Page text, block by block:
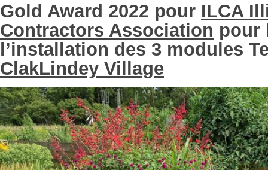
Gold Award 2022 pour ILCA
Contractors Association pour
l’installation des 3 modules
ClakLindey Village